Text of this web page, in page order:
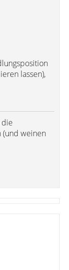
lassen),
(und weinen